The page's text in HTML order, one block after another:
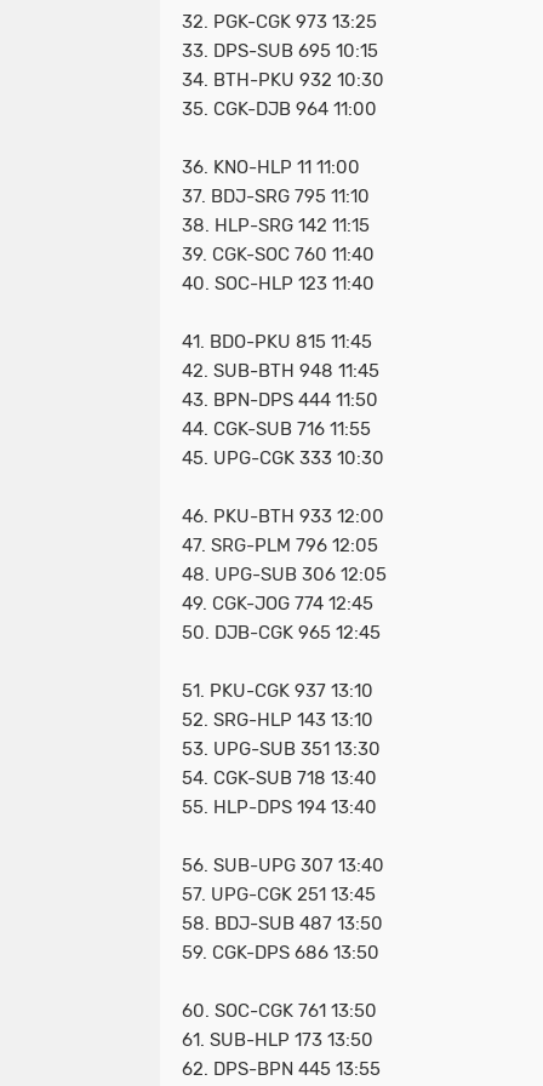
32. PGK-CGK 973 13:25
33. DPS-SUB 695 10:15
34. BTH-PKU 932 10:30
35. CGK-DJB 964 11:00
36. KNO-HLP 11 11:00
37. BDJ-SRG 795 11:10
38. HLP-SRG 142 11:15
39. CGK-SOC 760 11:40
40. SOC-HLP 123 11:40
41. BDO-PKU 815 11:45
42. SUB-BTH 948 11:45
43. BPN-DPS 444 11:50
44. CGK-SUB 716 11:55
45. UPG-CGK 333 10:30
46. PKU-BTH 933 12:00
47. SRG-PLM 796 12:05
48. UPG-SUB 306 12:05
49. CGK-JOG 774 12:45
50. DJB-CGK 965 12:45
51. PKU-CGK 937 13:10
52. SRG-HLP 143 13:10
53. UPG-SUB 351 13:30
54. CGK-SUB 718 13:40
55. HLP-DPS 194 13:40
56. SUB-UPG 307 13:40
57. UPG-CGK 251 13:45
58. BDJ-SUB 487 13:50
59. CGK-DPS 686 13:50
60. SOC-CGK 761 13:50
61. SUB-HLP 173 13:50
62. DPS-BPN 445 13:55